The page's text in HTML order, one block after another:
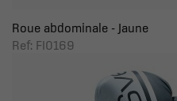
Roue abdominale - Jaune
Ref: FI0169